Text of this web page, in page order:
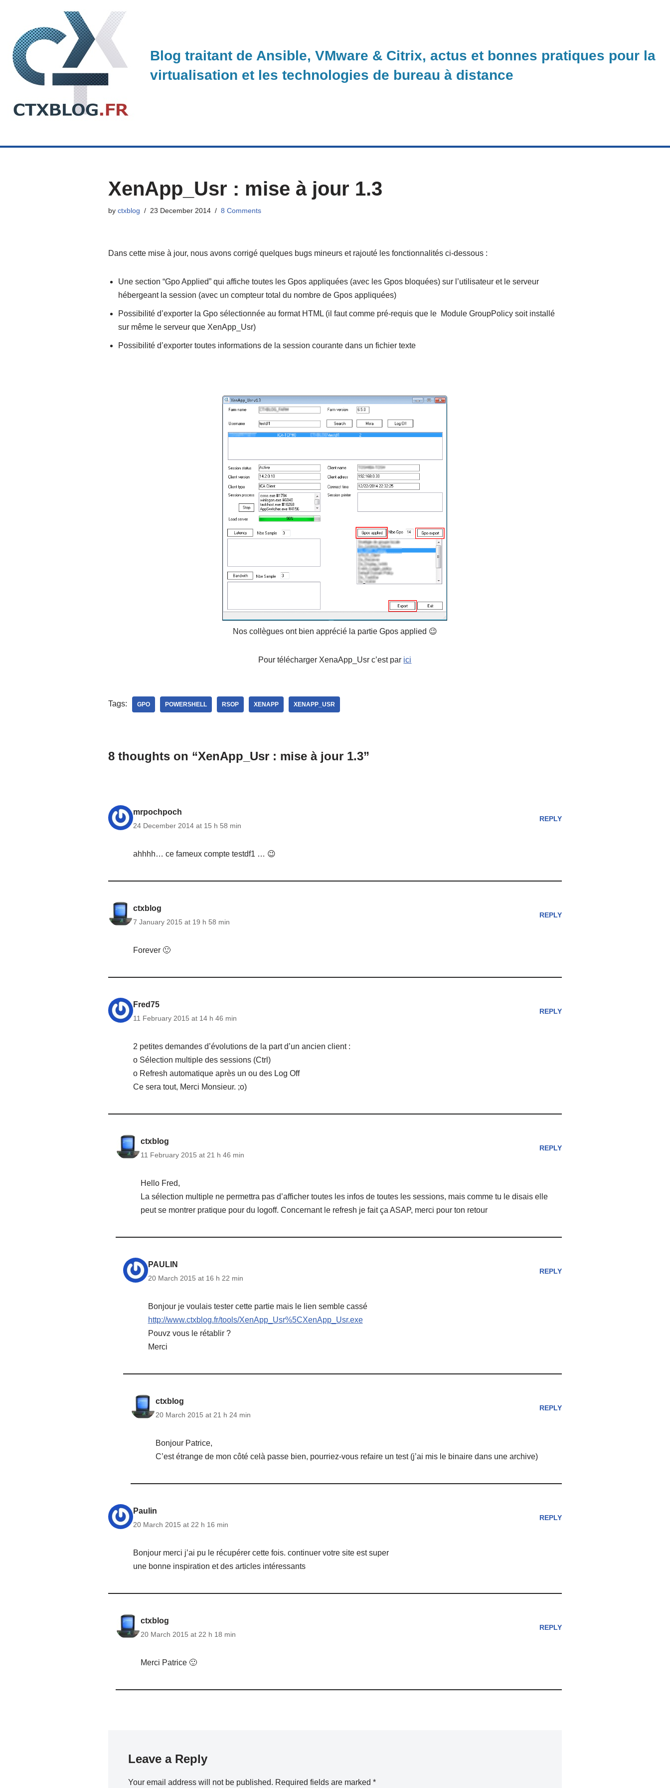
content
Blog traitant de Ansible, VMware & Citrix, actus et bonnes pratiques pour la
virtualisation et les technologies de bureau à distance
XenApp_Usr : mise à jour 1.3
by ctxblog 23 December 2014 8 Comments
Dans cette mise à jour, nous avons corrigé quelques bugs mineurs et rajouté les fonctionnalités ci-dessous :
Une section “Gpo Applied” qui affiche toutes les Gpos appliquées (avec les Gpos bloquées) sur l’utilisateur et le serveur
hébergeant la session (avec un compteur total du nombre de Gpos appliquées)
Possibilité d’exporter la Gpo sélectionnée au format HTML (il faut comme pré-requis que le Module GroupPolicy soit installé
sur même le serveur que XenApp_Usr)
Possibilité d’exporter toutes informations de la session courante dans un fichier texte
Nos collègues ont bien apprécié la partie Gpos applied 😉
Pour télécharger XenaApp_Usr c’est par ici
Tags: GPO POWERSHELL RSOP XENAPP XENAPP_USR
8 thoughts on “XenApp_Usr : mise à jour 1.3”
mrpochpoch
24 December 2014 at 15 h 58 min
REPLY
ahhhh… ce fameux compte testdf1 … 😉
ctxblog
7 January 2015 at 19 h 58 min
REPLY
Forever 🙂
Fred75
11 February 2015 at 14 h 46 min
REPLY
2 petites demandes d’évolutions de la part d’un ancien client :
o Sélection multiple des sessions (Ctrl)
o Refresh automatique après un ou des Log Off
Ce sera tout, Merci Monsieur. ;o)
ctxblog
11 February 2015 at 21 h 46 min
REPLY
Hello Fred,
La sélection multiple ne permettra pas d’afficher toutes les infos de toutes les sessions, mais comme tu le disais elle
peut se montrer pratique pour du logoff. Concernant le refresh je fait ça ASAP, merci pour ton retour
PAULIN
20 March 2015 at 16 h 22 min
REPLY
Bonjour je voulais tester cette partie mais le lien semble cassé
http://www.ctxblog.fr/tools/XenApp_Usr%5CXenApp_Usr.exe
Pouvz vous le rétablir ?
Merci
ctxblog
20 March 2015 at 21 h 24 min
REPLY
Bonjour Patrice,
C’est étrange de mon côté celà passe bien, pourriez-vous refaire un test (j’ai mis le binaire dans une archive)
Paulin
20 March 2015 at 22 h 16 min
REPLY
Bonjour merci j’ai pu le récupérer cette fois. continuer votre site est super
une bonne inspiration et des articles intéressants
ctxblog
20 March 2015 at 22 h 18 min
REPLY
Merci Patrice 🙂
Leave a Reply
Your email address will not be published. Required fields are marked *